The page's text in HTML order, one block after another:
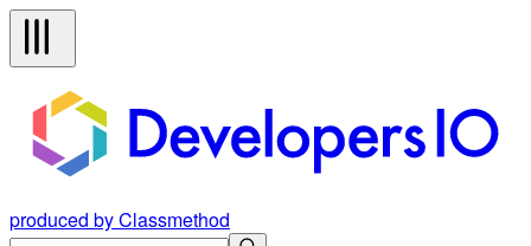
produced by Classmethod